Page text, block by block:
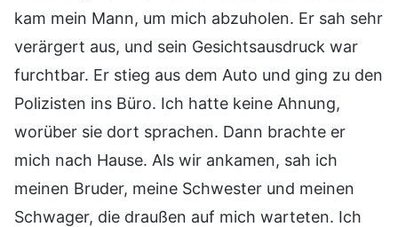
kam mein Mann, um mich abzuholen. Er sah sehr
verärgert aus, und sein Gesichtsausdruck war
furchtbar. Er stieg aus dem Auto und ging zu den
Polizisten ins Büro. Ich hatte keine Ahnung,
worüber sie dort sprachen. Dann brachte er
mich nach Hause. Als wir ankamen, sah ich
meinen Bruder, meine Schwester und meinen
Schwager, die draußen auf mich warteten. Ich